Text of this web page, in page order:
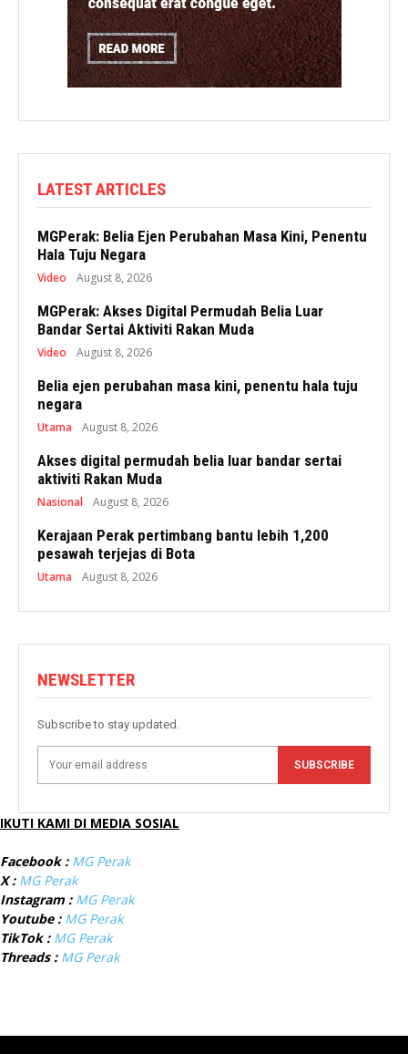
LATEST ARTICLES
MGPerak: Belia Ejen Perubahan Masa Kini, Penentu
Hala Tuju Negara
Video August 8, 2026
MGPerak: Akses Digital Permudah Belia Luar
Bandar Sertai Aktiviti Rakan Muda
Video August 8, 2026
Belia ejen perubahan masa kini, penentu hala tuju
negara
Utama August 8, 2026
Akses digital permudah belia luar bandar sertai
aktiviti Rakan Muda
Nasional August 8, 2026
Kerajaan Perak pertimbang bantu lebih 1,200
pesawah terjejas di Bota
Utama August 8, 2026
NEWSLETTER
Subscribe to stay updated.
SUBSCRIBE
IKUTI KAMI DI MEDIA SOSIAL
Facebook : MG Perak
X : MG Perak
Instagram : MG Perak
Youtube : MG Perak
TikTok : MG Perak
Threads : MG Perak